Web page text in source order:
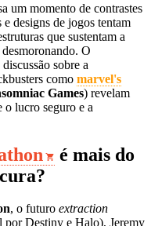
um momento de contrastes
designs de jogos tentam
que sustentam a
O
sobre a
como marvel's
Games) revelam
o lucro seguro e a
é mais do
, o futuro extraction
por Destiny e Halo), Jeremy